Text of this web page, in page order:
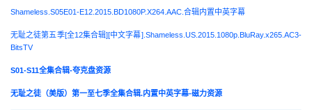
Shameless.S05E01-E12.2015.BD1080P.X264.AAC.合辑内置中英字幕
无耻之徒第五季[全12集合辑][中文字幕].Shameless.US.2015.1080p.BluRay.x265.AC3-
BitsTV
S01-S11全集合辑-夸克盘资源
无耻之徒（美版）第一至七季全集合辑.内置中英字幕-磁力资源